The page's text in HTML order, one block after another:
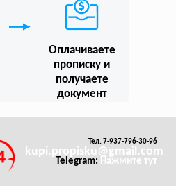
Оплачиваете
прописку и
получаете
документ
Тел. 7-937-796-30-96
kupi.propisku@gmail.com
Telegram: Нажмите тут